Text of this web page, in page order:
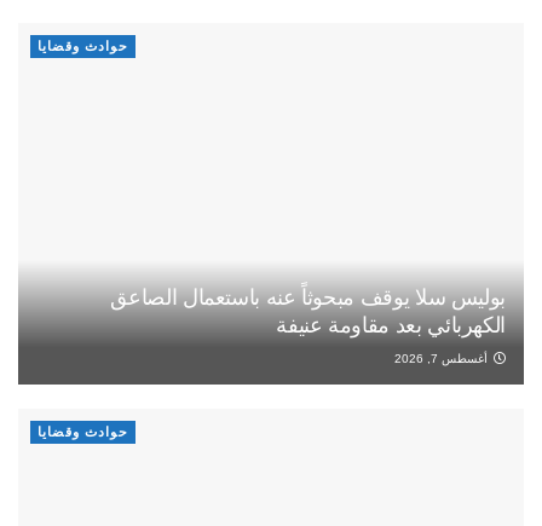
حوادث وقضايا
بوليس سلا يوقف مبحوثاً عنه باستعمال الصاعق
الكهربائي بعد مقاومة عنيفة
أغسطس 7, 2026
حوادث وقضايا